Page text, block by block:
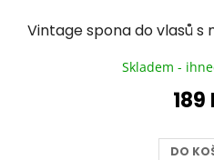
Skladem -
189
DO